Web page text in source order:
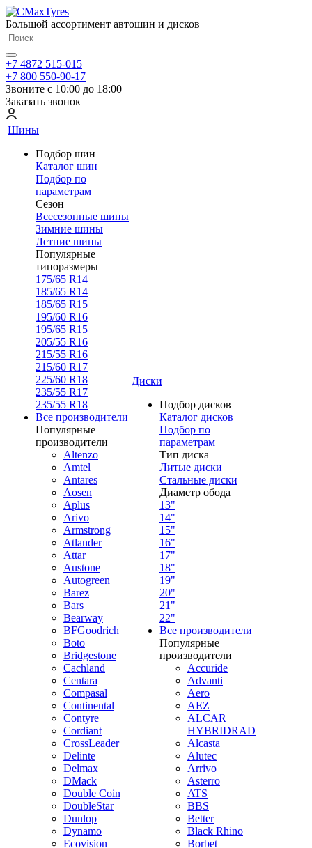
Большой ассортимент автошин и дисков
+7 4872 515-015
+7 800 550-90-17
Звоните с 10:00 до 18:00
Заказать звонок
Шины
Подбор шин
Каталог шин
Подбор по
параметрам
Сезон
Всесезонные шины
Зимние шины
Летние шины
Популярные
типоразмеры
175/65 R14
185/65 R14
185/65 R15
195/60 R16
195/65 R15
205/55 R16
215/55 R16
215/60 R17
225/60 R18
235/55 R17
235/55 R18
Все производители
Популярные
производители
Altenzo
Amtel
Antares
Aosen
Aplus
Arivo
Armstrong
Atlander
Attar
Austone
Autogreen
Barez
Bars
Bearway
BFGoodrich
Boto
Bridgestone
Cachland
Centara
Compasal
Continental
Contyre
Cordiant
CrossLeader
Delinte
Delmax
DMack
Double Coin
DoubleStar
Dunlop
Dynamo
Ecovision
Диски
Подбор дисков
Каталог дисков
Подбор по
параметрам
Тип диска
Литые диски
Стальные диски
Диаметр обода
13"
14"
15"
16"
17"
18"
19"
20"
21"
22"
Все производители
Популярные
производители
Accuride
Advanti
Aero
AEZ
ALCAR
HYBRIDRAD
Alcasta
Alutec
Arrivo
Asterro
ATS
BBS
Better
Black Rhino
Borbet